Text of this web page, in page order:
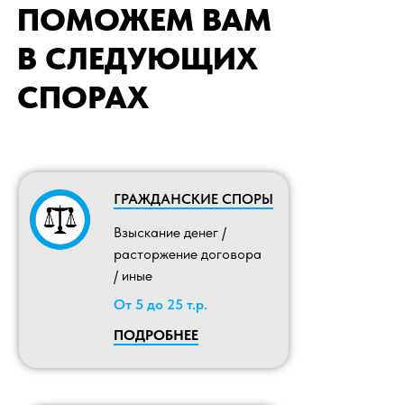
Взыскание денег /
расторжение договора
/ иные
От 5 до 25 т.р.
ПОМОЖЕМ ВАМ
В СЛЕДУЮЩИХ
СПОРАХ
ПОДРОБНЕЕ
ГРАЖДАНСКИЕ СПОРЫ